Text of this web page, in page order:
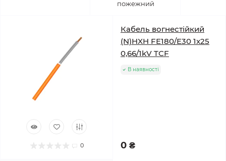
пожежний
0
Кабель вогнестійкий
(N)HXH FE180/E30 1x25
0,66/1kV TCF
В наявності
0 ₴